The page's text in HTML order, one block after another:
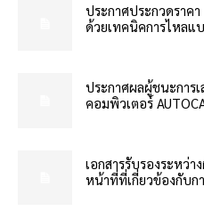
ประกาศประกวดราค
ด้วยเทคนิคการไหลแ
ประกาศผลผู้ชนะการ
คอมพิวเตอร์
เอกสารรับรองระหว่า
หน้าที่ที่เกี่ยวข้องกับก